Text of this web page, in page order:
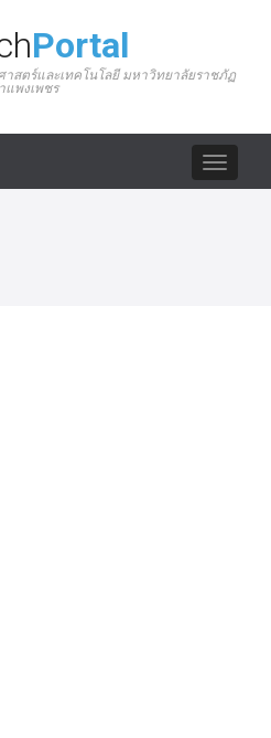
Portal
สตร์และเทคโนโลยี มหาวิทยาลัยราชภัฏ
แพงเพชร
Toggle